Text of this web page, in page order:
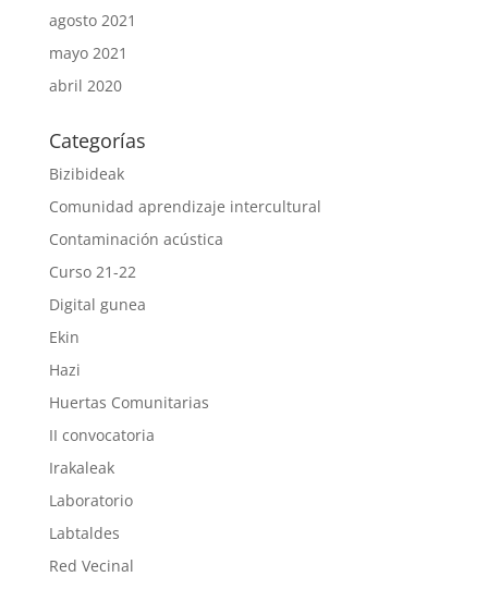
agosto 2021
mayo 2021
abril 2020
Categorías
Bizibideak
Comunidad aprendizaje intercultural
Contaminación acústica
Curso 21-22
Digital gunea
Ekin
Hazi
Huertas Comunitarias
II convocatoria
Irakaleak
Laboratorio
Labtaldes
Red Vecinal